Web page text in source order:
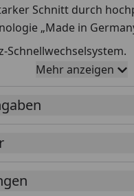
Schnitt durch
„Made in
Schnellwechselsystem.
Typennummer finden
Mehr anzeigen